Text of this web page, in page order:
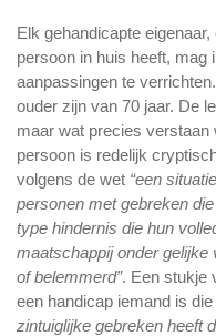
Elk gehandicapte
persoon in huis heeft, mag
aanpassingen te
ouder zijn van 70 jaar. De
maar wat precies verstaan
persoon is redelijk
volgens de wet “een
personen met gebreken
type hindernis die hun
maatschappij onder gelijke
of belemmerd”. Een stukje
een handicap iemand is die
zintuiglijke gebreken heeft